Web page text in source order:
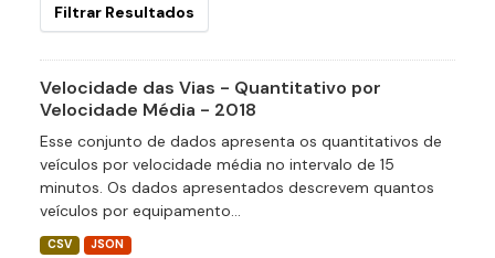
Filtrar Resultados
Velocidade das Vias - Quantitativo por
Velocidade Média - 2018
Esse conjunto de dados apresenta os quantitativos de
veículos por velocidade média no intervalo de 15
minutos. Os dados apresentados descrevem quantos
veículos por equipamento...
CSV JSON